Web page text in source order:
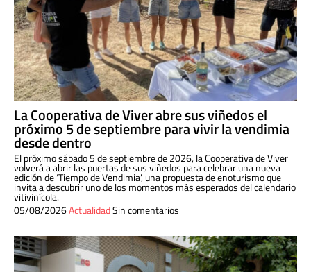
La Cooperativa de Viver abre sus viñedos el
próximo 5 de septiembre para vivir la vendimia
desde dentro
El próximo sábado 5 de septiembre de 2026, la Cooperativa de Viver
volverá a abrir las puertas de sus viñedos para celebrar una nueva
edición de ‘Tiempo de Vendimia’, una propuesta de enoturismo que
invita a descubrir uno de los momentos más esperados del calendario
vitivinícola.
05/08/2026ActualidadSin comentarios